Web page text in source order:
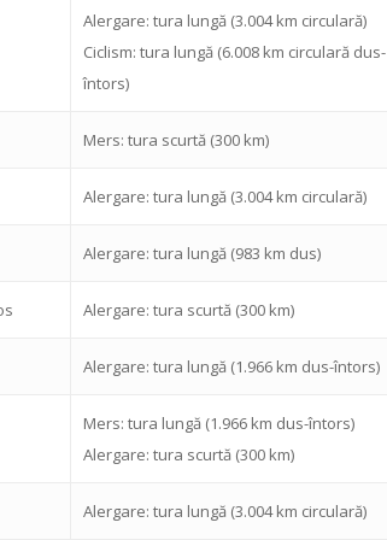
Alergare: tura lungă (3.004 km circulară)
Ciclism: tura lungă (6.008 km circulară dus-
întors)
Mers: tura scurtă (300 km)
Alergare: tura lungă (3.004 km circulară)
Alergare: tura lungă (983 km dus)
Alergare: tura scurtă (300 km)
Alergare: tura lungă (1.966 km dus-întors)
Mers: tura lungă (1.966 km dus-întors)
Alergare: tura scurtă (300 km)
Alergare: tura lungă (3.004 km circulară)